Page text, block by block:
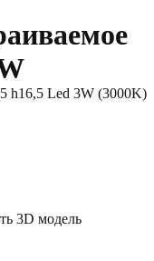
h16,5 Led 3W (3000K)
3D модель